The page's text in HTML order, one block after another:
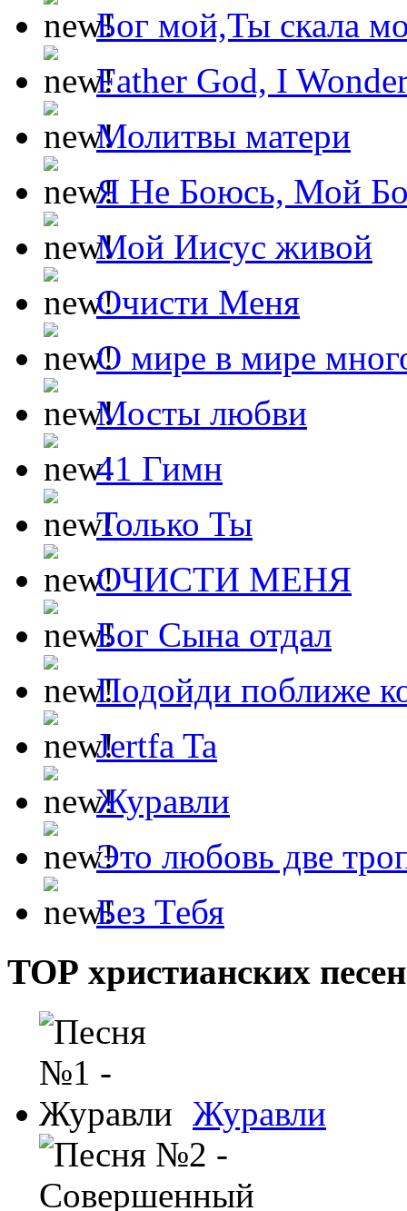
Бог мой,Ты скала
Father God, I
Молитвы матери
Я Не Боюсь, Мой
Мой Иисус живой
Очисти Меня
О мире в мире
Мосты любви
41 Гимн
Только Ты
ОЧИСТИ МЕНЯ
Бог Сына отдал
Подойди поближе
Jertfa Ta
Журавли
Это любовь две
Без Тебя
ТОР христианских песен
Журавли